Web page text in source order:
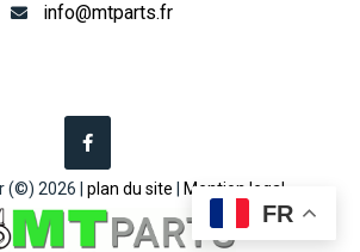
info@mtparts.fr
(©) 2026 | plan du site Mention legal
FR